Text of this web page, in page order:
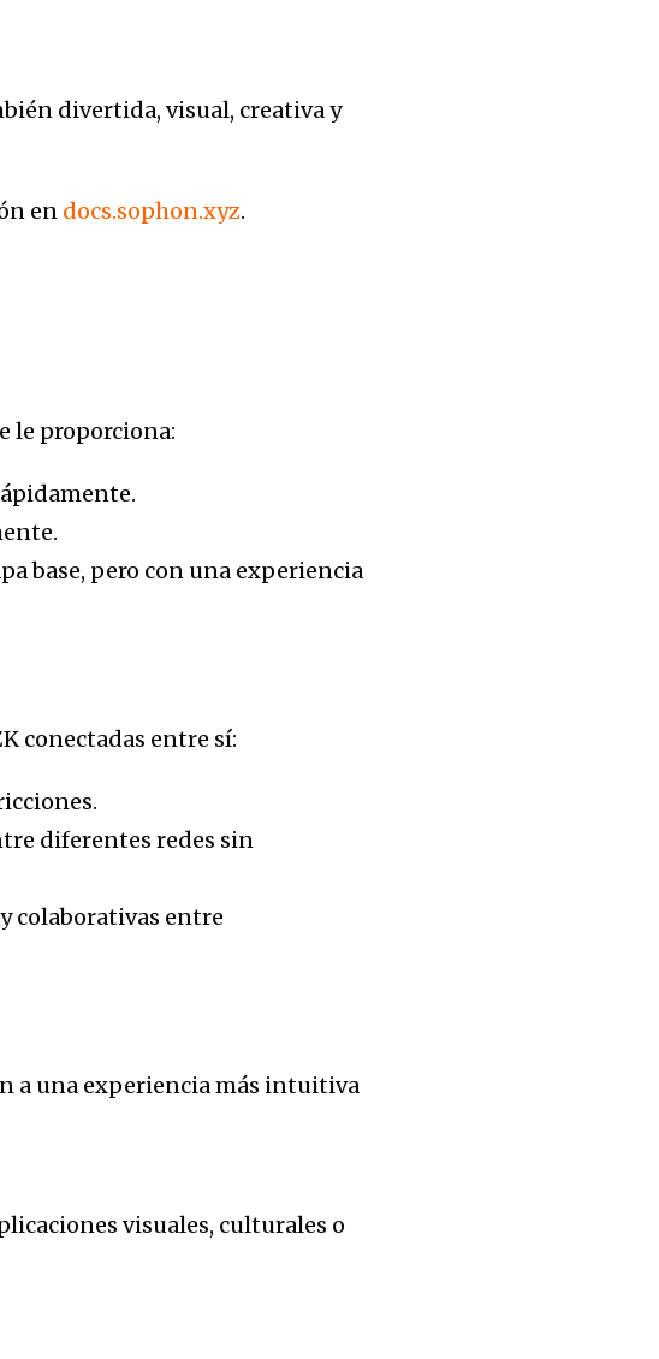
divertida, visual, creativa y
en docs.sophon.xyz.
le proporciona:
base, pero con una experiencia
conectadas entre sí:
diferentes redes sin
colaborativas entre
a una experiencia más intuitiva
visuales, culturales o